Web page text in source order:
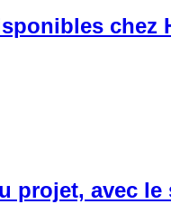
chez
projet, avec